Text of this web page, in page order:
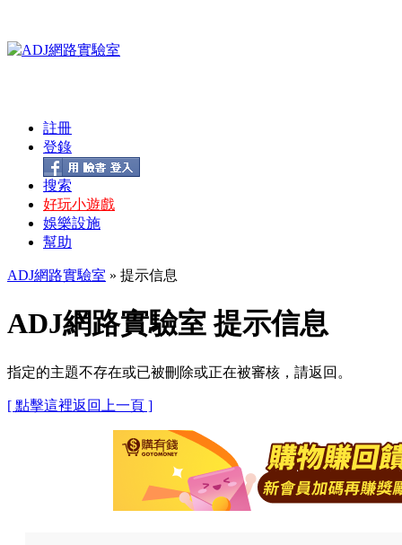
註冊
登錄
搜索
好玩小遊戲
娛樂設施
幫助
ADJ網路實驗室 » 提示信息
ADJ網路實驗室 提示信息
指定的主題不存在或已被刪除或正在被審核，請返回。
[ 點擊這裡返回上一頁 ]